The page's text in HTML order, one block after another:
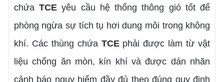
chứaTCE yêu cầu hệ thống thông gió tốt để
phòng ngừa sự tích tụ hơi dung môi trong không
khí. Các thùng chứa TCEphải được làm từ vật
liệu chống ăn mòn, kín khí và được dán nhãn
cảnh báo nguy hiểm đầy đủ theo đúng quy định